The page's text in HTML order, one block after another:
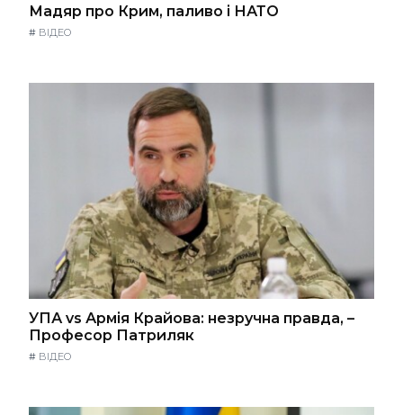
Мадяр про Крим, паливо і НАТО
# ВІДЕО
УПА vs Армія Крайова: незручна правда, –
Професор Патриляк
# ВІДЕО